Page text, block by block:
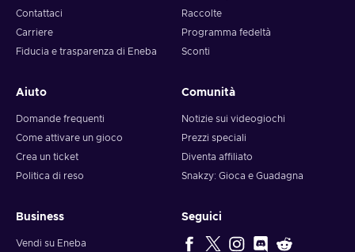
Contattaci
Carriere
Fiducia e trasparenza di Eneba
Raccolte
Programma fedeltà
Sconti
Aiuto
Domande frequenti
Come attivare un gioco
Crea un ticket
Politica di reso
Comunità
Notizie sui videogiochi
Prezzi speciali
Diventa affiliato
Snakzy: Gioca e Guadagna
Business
Vendi su Eneba
Seguici